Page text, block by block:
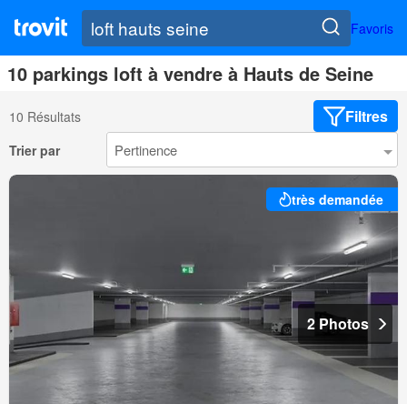
Favoris
10 parkings loft à vendre à Hauts de Seine
10 Résultats Filtres
Trier par
très demandée
2 Photos